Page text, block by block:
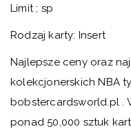
Limit ; sp
Rodzaj karty: Insert
Najlepsze ceny oraz
kolekcjonerskich NBA
bobstercardsworld.pl .
ponad 50,000 sztuk